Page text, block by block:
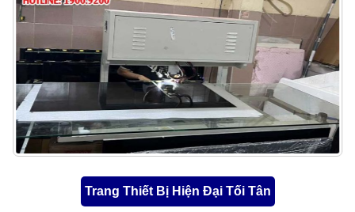
Trang Thiết Bị Hiện Đại Tối Tân